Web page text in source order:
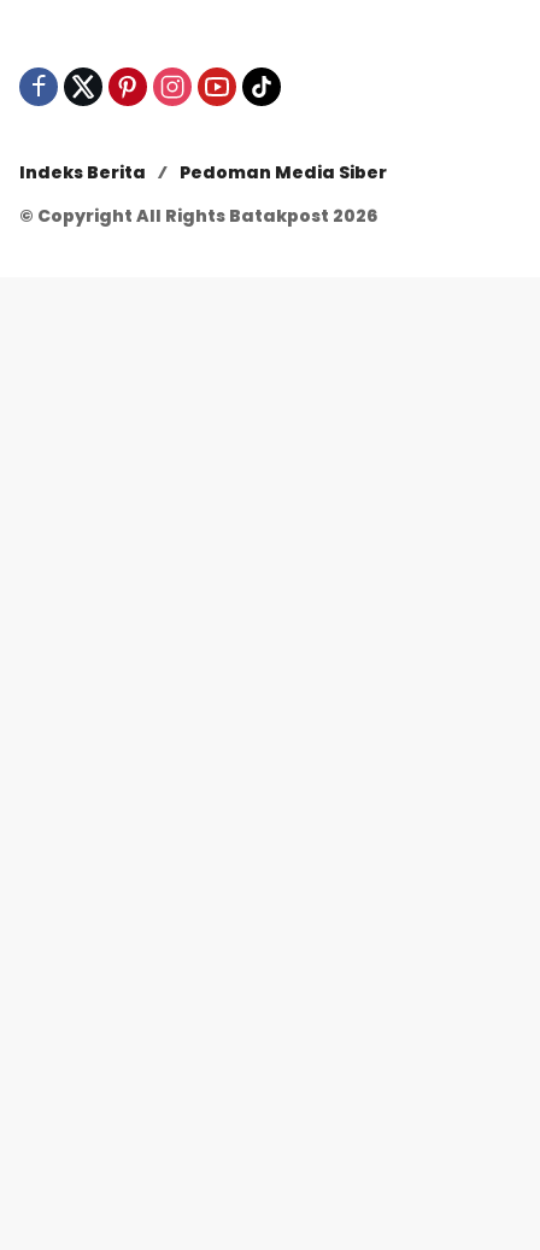
Indeks Berita
Pedoman Media Siber
© Copyright All Rights Batakpost 2026